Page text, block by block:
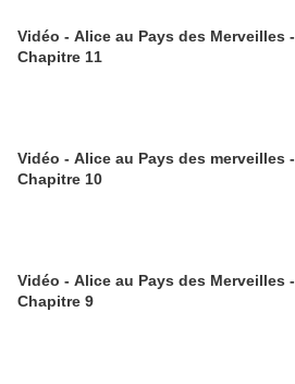
Vidéo - Alice au Pays des Merveilles -
Chapitre 11
Vidéo - Alice au Pays des merveilles -
Chapitre 10
Vidéo - Alice au Pays des Merveilles -
Chapitre 9